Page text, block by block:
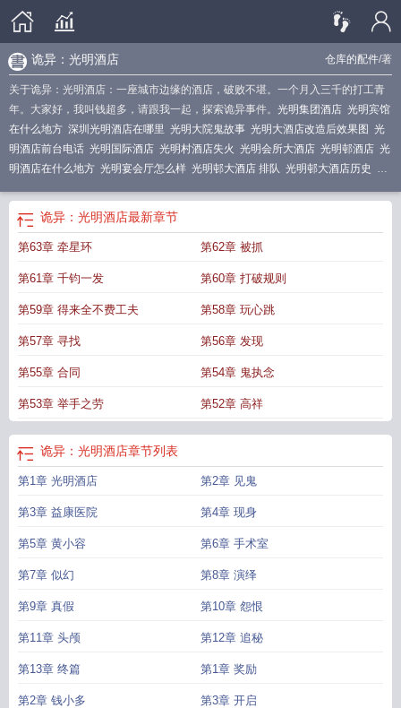
仓库的配件/著
诡异：光明酒店
关于诡异：光明酒店：一座城市边缘的酒店，破败不堪。一个月入三千的打工青
年。大家好，我叫钱超多，请跟我一起，探索诡异事件。 光明集团酒店 光明宾馆
在什么地方 深圳光明酒店在哪里 光明大院鬼故事 光明大酒店改造后效果图 光
明酒店前台电话 光明国际酒店 光明村酒店失火 光明会所大酒店 光明邨酒店 光
明酒店在什么地方 光明宴会厅怎么样 光明邨大酒店 排队 光明邨大酒店历史 诡
光明 大酒店 光明有个奇怪建筑叫什么
大酒店招牌
酒店公寓 光明大厦酒店 光明国际酒店在哪
史光明大酒店在哪里 光明邨大酒店官网
酒店前台电话光明鬼屋光明房间 光明宾馆电话号码是多少
诡异：光明酒店最新章节
第63章 牵星环 第62章 被抓
第61章 千钧一发 第60章 打破规则
第59章 得来全不费工夫 第58章 玩心跳
第57章 寻找 第56章 发现
第55章 合同 第54章 鬼执念
第53章 举手之劳 第52章 高祥
诡异：光明酒店章节列表
第1章 光明酒店 第2章 见鬼
第3章 益康医院 第4章 现身
第5章 黄小容 第6章 手术室
第7章 似幻 第8章 演绎
第9章 真假 第10章 怨恨
第11章 头颅 第12章 追秘
第13章 终篇 第1章 奖励
第2章 钱小多 第3章 开启